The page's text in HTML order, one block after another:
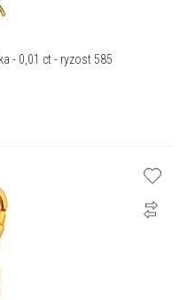
- 0,01 ct - ryzost 585